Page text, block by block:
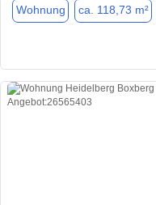
Wohnung ca. 118,73 m²